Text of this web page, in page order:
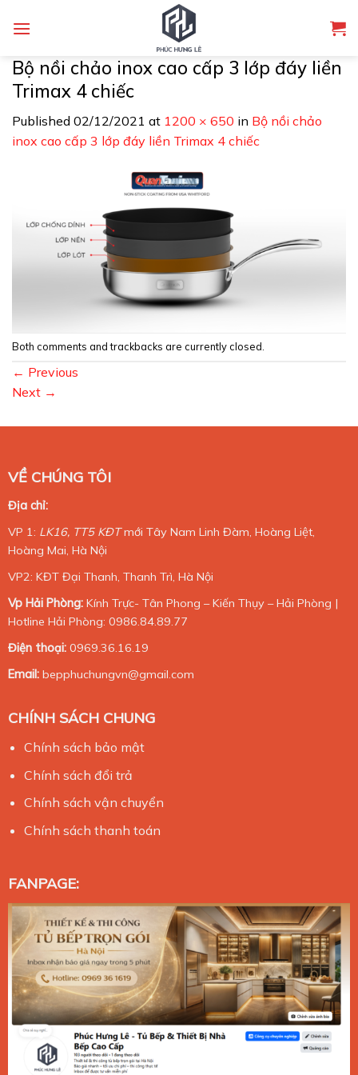
Bộ nồi chảo inox cao cấp 3 lớp đáy liền
Trimax 4 chiếc
Published 02/12/2021 at 1200 × 650 in Bộ nồi chảo
inox cao cấp 3 lớp đáy liền Trimax 4 chiếc
Both comments and trackbacks are currently closed.
← Previous
Next →
VỀ CHÚNG TÔI
Địa chỉ:
VP 1: LK16, TT5 KĐTmới Tây Nam Linh Đàm, Hoàng Liệt,
Hoàng Mai, Hà Nội
VP2: KĐT Đại Thanh, Thanh Trì, Hà Nội
Vp Hải Phòng:Kính Trực- Tân Phong – Kiến Thụy – Hải Phòng |
Hotline Hải Phòng: 0986.84.89.77
Điện thoại:0969.36.16.19
Email:bepphuchungvn@gmail.com
CHÍNH SÁCH CHUNG
Chính sách bảo mật
Chính sách đổi trả
Chính sách vận chuyển
Chính sách thanh toán
FANPAGE: